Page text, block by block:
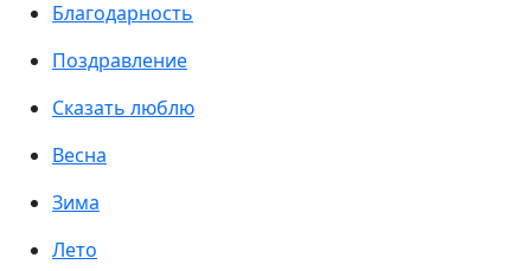
Благодарность
Поздравление
Сказать люблю
Весна
Зима
Лето